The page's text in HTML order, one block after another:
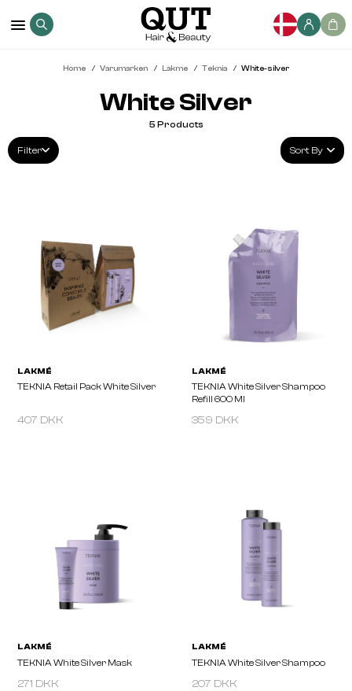
Home Varumarken Lakme Teknia White-silver
White Silver
Filter
5Products
Sort By
407 DKK 359 DKK
271 DKK 207 DKK